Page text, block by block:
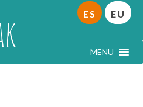
MENU
ES EU